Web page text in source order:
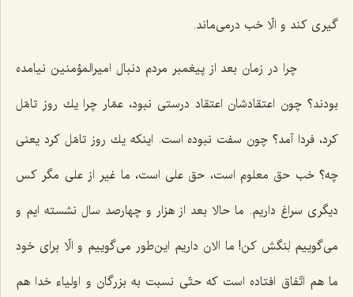
گیری كند و الّا خب درمی‌ماند.
چرا در زمان بعد از پیغمبر مردم دنبال امیرالمؤمنین نیامده
بودند؟ چون اعتقادشان اعتقاد درستی نبود، عمّار چرا یك روز تامّل
كرد، فردا آمد؟ چون سفت نبوده است. اینكه یك روز تامّل كرد یعنی
چه؟ خب حق معلوم است، حق علی است، ما غیر از علی مگر كس
دیگری سراغ داریم. ما حالا بعد از هزار و چهارصد سال نشسته ایم و
می‌گوییم لِنگش كن! ما الان داریم این‌طور می‌گوییم و الّا برای خود
ما هم اتّفاق افتاده است كه حتّی نسبت به بزرگان و اولیاء خدا هم